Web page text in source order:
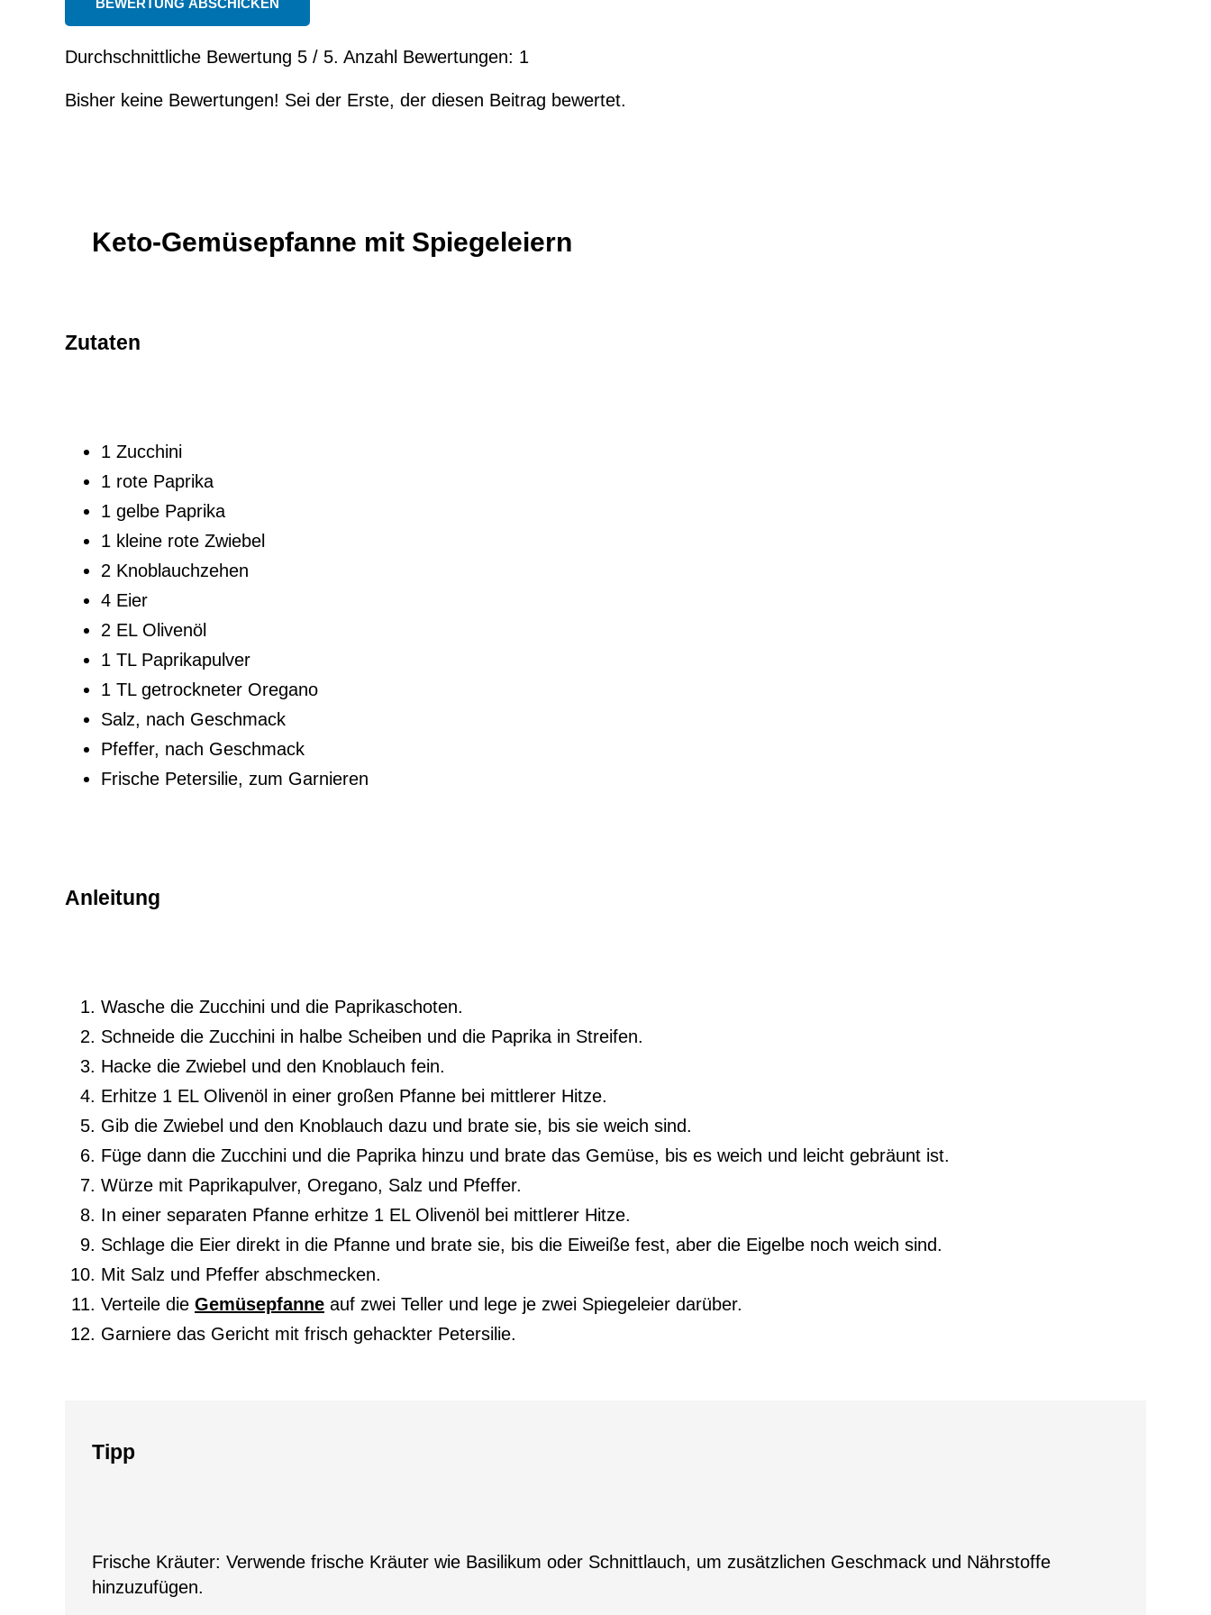
Durchschnittliche Bewertung 5 / 5. Anzahl Bewertungen: 1
Bisher keine Bewertungen! Sei der Erste, der diesen Beitrag bewertet.
Keto-Gemüsepfanne mit Spiegeleiern
Zutaten
1 Zucchini
1 rote Paprika
1 gelbe Paprika
1 kleine rote Zwiebel
2 Knoblauchzehen
4 Eier
2 EL Olivenöl
1 TL Paprikapulver
1 TL getrockneter Oregano
Salz, nach Geschmack
Pfeffer, nach Geschmack
Frische Petersilie, zum Garnieren
Anleitung
Wasche die Zucchini und die Paprikaschoten.
Schneide die Zucchini in halbe Scheiben und die Paprika in Streifen.
Hacke die Zwiebel und den Knoblauch fein.
Erhitze 1 EL Olivenöl in einer großen Pfanne bei mittlerer Hitze.
Gib die Zwiebel und den Knoblauch dazu und brate sie, bis sie weich sind.
Füge dann die Zucchini und die Paprika hinzu und brate das Gemüse, bis es weich und leicht gebräunt ist.
Würze mit Paprikapulver, Oregano, Salz und Pfeffer.
In einer separaten Pfanne erhitze 1 EL Olivenöl bei mittlerer Hitze.
Schlage die Eier direkt in die Pfanne und brate sie, bis die Eiweiße fest, aber die Eigelbe noch weich sind.
Mit Salz und Pfeffer abschmecken.
Verteile die Gemüsepfanne auf zwei Teller und lege je zwei Spiegeleier darüber.
Garniere das Gericht mit frisch gehackter Petersilie.
Tipp
Frische Kräuter: Verwende frische Kräuter wie Basilikum oder Schnittlauch, um zusätzlichen Geschmack und Nährstoffe
hinzuzufügen.